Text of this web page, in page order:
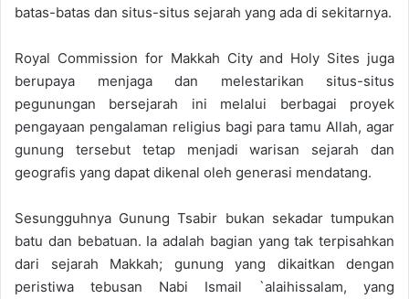
batas-batas dan situs-situs sejarah yang ada di sekitarnya.
Royal Commission for Makkah City and Holy Sites juga
berupaya menjaga dan melestarikan situs-situs
pegunungan bersejarah ini melalui berbagai proyek
pengayaan pengalaman religius bagi para tamu Allah, agar
gunung tersebut tetap menjadi warisan sejarah dan
geografis yang dapat dikenal oleh generasi mendatang.
Sesungguhnya Gunung Tsabir bukan sekadar tumpukan
batu dan bebatuan. Ia adalah bagian yang tak terpisahkan
dari sejarah Makkah; gunung yang dikaitkan dengan
peristiwa tebusan Nabi Ismail `alaihissalam, yang